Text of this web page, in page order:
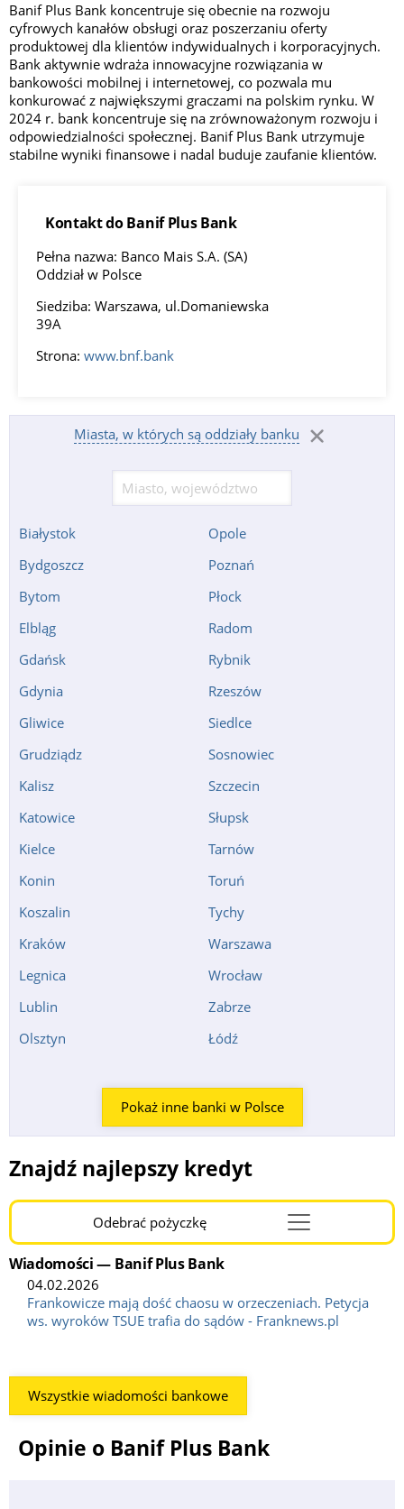
Banif Plus Bank koncentruje się obecnie na rozwoju
cyfrowych kanałów obsługi oraz poszerzaniu oferty
produktowej dla klientów indywidualnych i korporacyjnych.
Bank aktywnie wdraża innowacyjne rozwiązania w
bankowości mobilnej i internetowej, co pozwala mu
konkurować z największymi graczami na polskim rynku. W
2024 r. bank koncentruje się na zrównoważonym rozwoju i
odpowiedzialności społecznej. Banif Plus Bank utrzymuje
stabilne wyniki finansowe i nadal buduje zaufanie klientów.
Kontakt do Banif Plus Bank
Pełna nazwa: Banco Mais S.A. (SA)
Oddział w Polsce
Siedziba: Warszawa, ul.Domaniewska
39A
Strona: www.bnf.bank
Miasta, w których są oddziały banku
Białystok
Bydgoszcz
Bytom
Elbląg
Gdańsk
Gdynia
Gliwice
Grudziądz
Kalisz
Katowice
Kielce
Konin
Koszalin
Kraków
Legnica
Lublin
Olsztyn
Opole
Poznań
Płock
Radom
Rybnik
Rzeszów
Siedlce
Sosnowiec
Szczecin
Słupsk
Tarnów
Toruń
Tychy
Warszawa
Wrocław
Zabrze
Łódź
Pokaż inne banki w Polsce
Znajdź najlepszy kredyt
Odebrać pożyczkęMenu
Burger
Wiadomości — Banif Plus Bank
04.02.2026
Frankowicze mają dość chaosu w orzeczeniach. Petycja
ws. wyroków TSUE trafia do sądów - Franknews.pl
Wszystkie wiadomości bankowe
Opinie o Banif Plus Bank